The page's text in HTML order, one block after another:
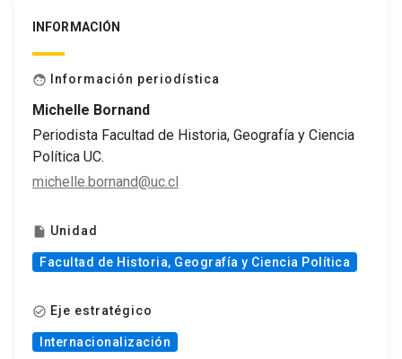
INFORMACIÓN
face Información periodística
Michelle Bornand
Periodista Facultad de Historia, Geografía y Ciencia
Política UC.
michelle.bornand@uc.cl
insert_drive_file Unidad
Facultad de Historia, Geografía y Ciencia Política
check_circle_outline Eje estratégico
Internacionalización